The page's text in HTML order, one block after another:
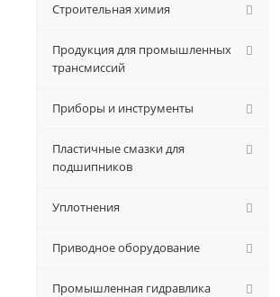
Строительная химия
Продукция для промышленных
трансмиссий
Приборы и инструменты
Пластичные смазки для
подшипников
Уплотнения
Приводное оборудование
Промышленная гидравлика